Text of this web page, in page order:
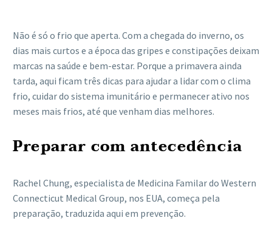
Não é só o frio que aperta. Com a chegada do inverno, os
dias mais curtos e a época das gripes e constipações deixam
marcas na saúde e bem-estar. Porque a primavera ainda
tarda, aqui ficam três dicas para ajudar a lidar com o clima
frio, cuidar do sistema imunitário e permanecer ativo nos
meses mais frios, até que venham dias melhores.
Preparar com antecedência
Rachel Chung, especialista de Medicina Familar do Western
Connecticut Medical Group, nos EUA, começa pela
preparação, traduzida aqui em prevenção.